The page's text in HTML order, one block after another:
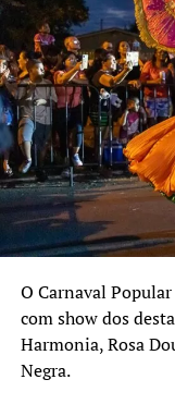
O Carnaval
com show dos
Harmonia, Rosa
Negra.